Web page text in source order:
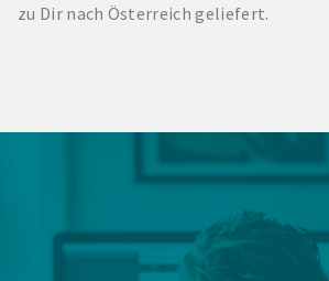
zu Dir nach Österreich geliefert.